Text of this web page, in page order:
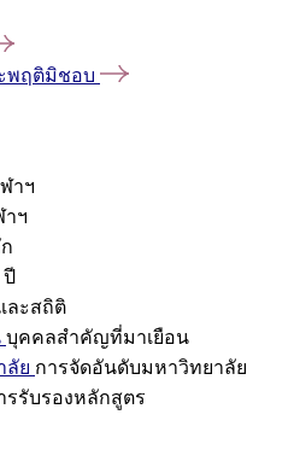
พฤติมิชอบ
าฯ
าฯ
ละสถิติ
บุคคลสำคัญที่มาเยือน
ลัย การจัดอันดับมหาวิทยาลัย
รรับรองหลักสูตร